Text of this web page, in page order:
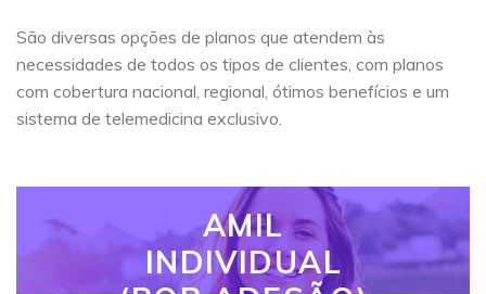
São diversas opções de planos que atendem às
necessidades de todos os tipos de clientes, com planos
com cobertura nacional, regional, ótimos benefícios e um
sistema de telemedicina exclusivo.
AMIL
INDIVIDUAL